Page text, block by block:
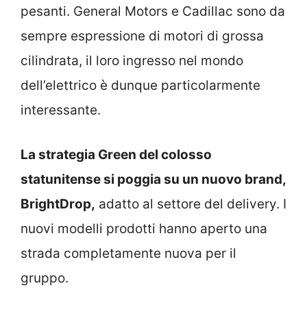
pesanti. General Motors e Cadillac sono da
sempre espressione di motori di grossa
cilindrata, il loro ingresso nel mondo
dell’elettrico è dunque particolarmente
interessante.
La strategia Green del colosso
statunitense si poggia su un nuovo brand,
BrightDrop, adatto al settore del delivery. I
nuovi modelli prodotti hanno aperto una
strada completamente nuova per il
gruppo.